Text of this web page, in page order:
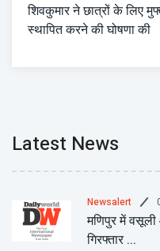
शिवकुमार ने छात्रों के लिए
स्थापित करने की घोषणा की
Latest News
Newsalert
मणिपुर में वसूली
गिरफ्तार ...